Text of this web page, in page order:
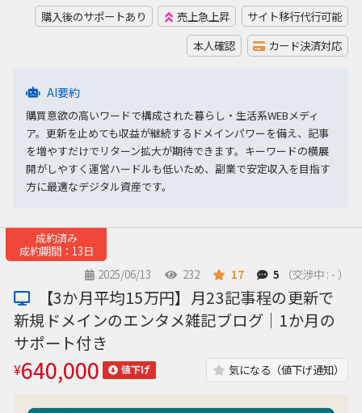
購入後のサポートあり 売上急上昇
サイト移行代行可能
本人確認
カード決済対応
AI要約
購買意欲の高いワードで構成された暮らし・生活系WEBメディ
ア。更新を止めても収益が継続するドメインパワーを備え、記事
を増やすだけでリターン拡大が期待できます。キーワードの横展
開がしやすく運営ハードルも低いため、副業で安定収入を目指す
方に最適なデジタル資産です。
成約済み
成約期間：13日
2025/06/13
232 17 5 （交渉中 : - ）
【3か月平均15万円】月23記事程の更新で
新規ドメインのエンタメ雑記ブログ｜1か月の
サポート付き
¥640,000 値下げ 気になる（値下げ通知）